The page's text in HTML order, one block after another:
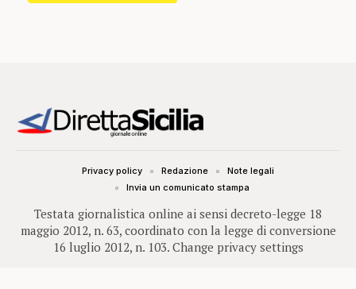
Testata giornalistica online ai sensi decreto-legge 18
maggio 2012, n. 63, coordinato con la legge di conversione
16 luglio 2012, n. 103. Change privacy settings
Privacy policy Redazione
Note legali
Invia un comunicato stampa